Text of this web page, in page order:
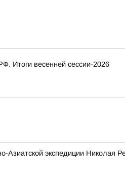
Итоги весенней сессии-2026
экспедиции Николая